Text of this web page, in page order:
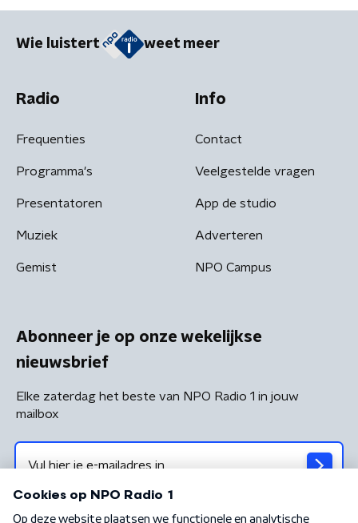
Wie luistert weet meer
Radio
Frequenties
Programma's
Presentatoren
Muziek
Gemist
Info
Contact
Veelgestelde vragen
App de studio
Adverteren
NPO Campus
Abonneer je op onze wekelijkse
nieuwsbrief
Elke zaterdag het beste van NPO Radio 1 in jouw
mailbox